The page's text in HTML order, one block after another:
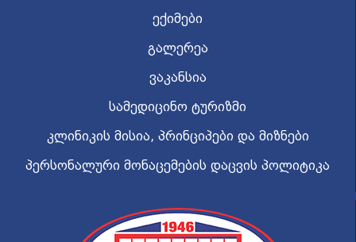
ექიმები
გალერეა
ვაკანსია
სამედიცინო ტურიზმი
კლინიკის მისია, პრინციპები და მიზნები
პერსონალური მონაცემების დაცვის პოლიტიკა